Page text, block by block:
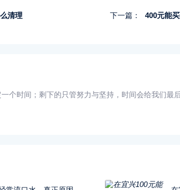
清理 下一篇： 400元能买
个时间；剩下的只管努力与坚持，时间会给我们最后